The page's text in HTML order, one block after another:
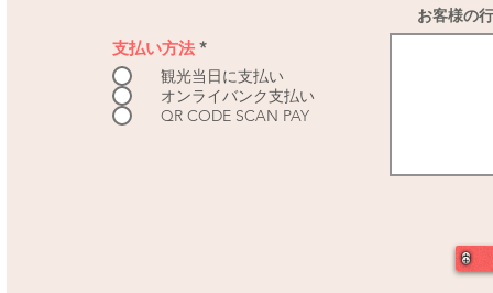
支払い方法 *
観光当日に支払い
オンライバンク支払い
QR CODE SCAN PAY
お客様の